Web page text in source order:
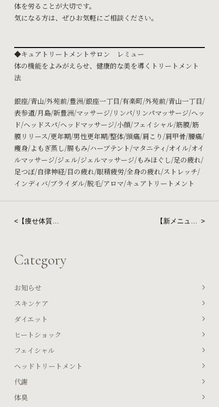
体を労ることが大切です。
気になる方は、ぜひお気軽にご相談ください。
◆キュアトリートメントサロン レミュー
体の機能をよみがえらせ、健康的な美を導くトリートメント
法
銀座/青山/外苑前/豊洲/銀座一丁目/有楽町/外苑前/青山一丁目/
表参道/月島/新豊洲/マッサージ/リンパ/リンパマッサージ/ヘッ
ド/ヘッドスパ/ヘッドマッサージ/小顔/フェイシャル/筋膜/筋
膜リリース/更年期/男性更年期/整体/頭痛/肩こり/肩甲骨/腰痛/
痩身/よもぎ蒸し/腸もみ/ハーブテント/マタニティ/オイル/オイ
ルマッサージ/ジェル/ジェルマッサージ/もみほぐし/足の疲れ/
足つぼ/自律神経/目の疲れ/眼精疲労/全身の疲れ/ストレッチ/
インディバ/ブライダル/脱毛/アロマ/キュアトリートメント
<【痩せ体質に
性化して脂肪
燃焼を促進し
【新メニュー
>
Category
お知らせ
スキンケア
ダイエット
ヒートショック
フェイシャル
ヘッドトリートメント
代謝
体臭